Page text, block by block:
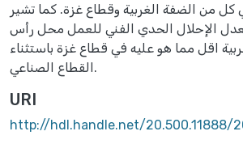
كل من الضفة الغربية وقطاع غزة. كما تشير
معدل الإحلال الحدي الفني للعمل محل رأس
اقل مما هو عليه في قطاع غزة باستثناء
القطاع الصناعي.
URI
http://hdl.handle.net/20.500.11888/